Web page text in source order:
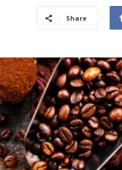
Share